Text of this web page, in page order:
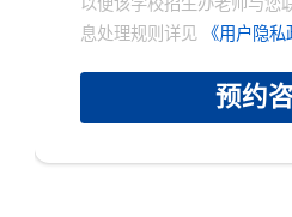
息处理规则详见
《用户隐私
预约